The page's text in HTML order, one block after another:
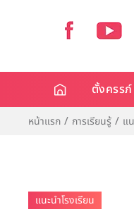
ตั้งครรภ์
หน้าแรก การเรียนรู้ แ
แนะนำโรงเรียน